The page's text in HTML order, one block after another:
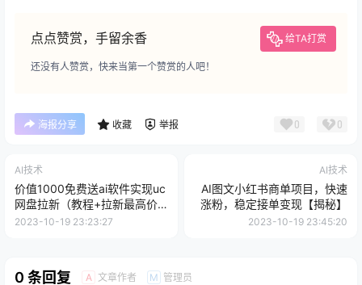
点点赞赏，手留余香 给TA打赏
还没有人赞赏，快来当第一个赞赏的人吧！
海报分享 收藏 举报 0 0
AI技术
价值1000免费送ai软件实现uc
网盘拉新（教程+拉新最高价
渠道）【揭秘】
2023-10-19 23:23:27
AI技术
AI图文小红书商单项目，快速
涨粉，稳定接单变现【揭秘】
2023-10-19 23:45:20
0 条回复 A 文章作者 M 管理员